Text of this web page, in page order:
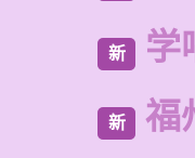
新 学
新 福